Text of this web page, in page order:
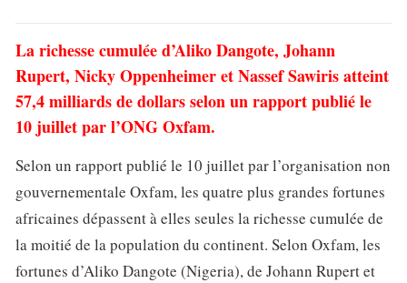
La richesse cumulée d’Aliko Dangote, Johann
Rupert, Nicky Oppenheimer et Nassef Sawiris atteint
57,4 milliards de dollars selon un rapport publié le
10 juillet par l’ONG Oxfam.
Selon un rapport publié le 10 juillet par l’organisation non
gouvernementale Oxfam, les quatre plus grandes fortunes
africaines dépassent à elles seules la richesse cumulée de
la moitié de la population du continent. Selon Oxfam, les
fortunes d’Aliko Dangote (Nigeria), de Johann Rupert et